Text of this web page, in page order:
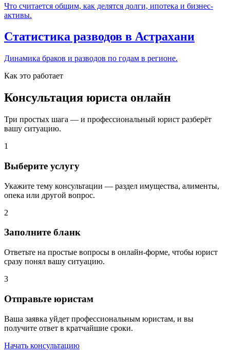
Что считается общим, как делятся долги, ипотека и бизнес-
активы.
Статистика разводов в Астрахани
Динамика браков и разводов по годам в регионе.
Как это работает
Консультация юриста онлайн
Три простых шага — и профессиональный юрист разберёт
вашу ситуацию.
1
Выберите услугу
Укажите тему консультации — раздел имущества, алименты,
опека или другой вопрос.
2
Заполните бланк
Ответьте на простые вопросы в онлайн-форме, чтобы юрист
сразу понял вашу ситуацию.
3
Отправьте юристам
Ваша заявка уйдет профессиональным юристам, и вы
получите ответ в кратчайшие сроки.
Начать консультацию